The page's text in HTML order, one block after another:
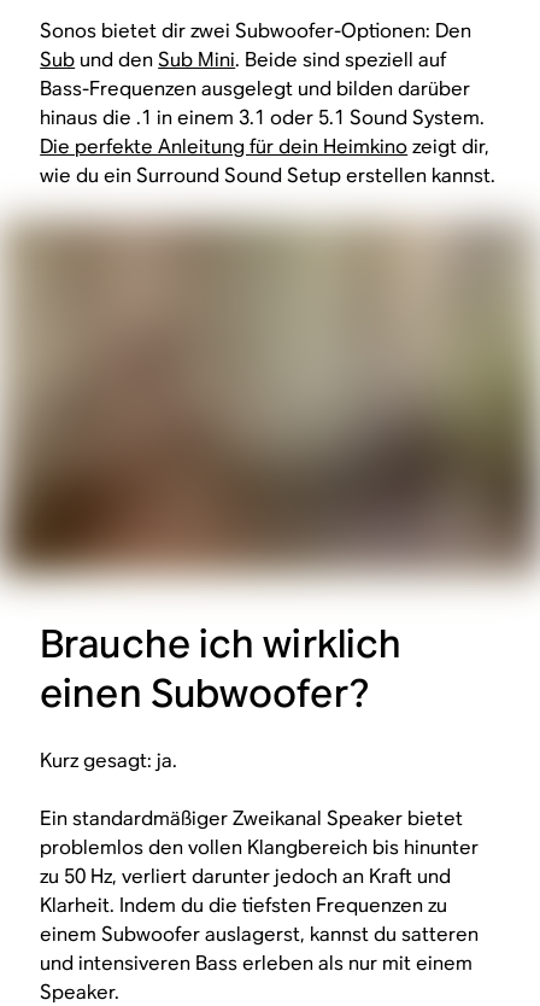
Sonos bietet dir zwei Subwoofer-Optionen: Den
Sub und denSub Mini. Beide sind speziell auf
Bass-Frequenzen ausgelegt und bilden darüber
hinaus die .1 in einem 3.1 oder 5.1 Sound System.
Die perfekte Anleitung für dein Heimkinozeigt dir,
wie du ein Surround Sound Setup erstellen kannst.
Brauche ich wirklich
einen Subwoofer?
Kurz gesagt: ja.
Ein standardmäßiger Zweikanal Speaker bietet
problemlos den vollen Klangbereich bis hinunter
zu 50 Hz, verliert darunter jedoch an Kraft und
Klarheit. Indem du die tiefsten Frequenzen zu
einem Subwoofer auslagerst, kannst du satteren
und intensiveren Bass erleben als nur mit einem
Speaker.